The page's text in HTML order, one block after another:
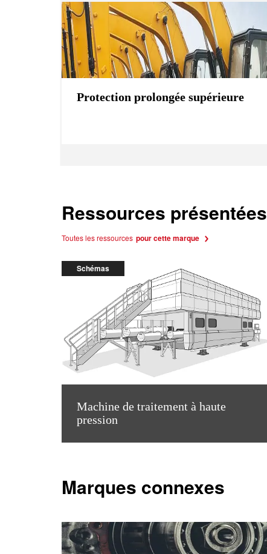
Protection prolongée supérieure
Ressources présentées
Toutes les ressources pour cette marque
Schémas
Machine de traitement à haute
pression
Marques connexes